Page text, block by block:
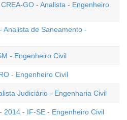
GO - Analista - Engenheiro
Analista de Saneamento -
- Engenheiro Civil
- Engenheiro Civil
Judiciário - Engenharia Civil
2014 - IF-SE - Engenheiro Civil